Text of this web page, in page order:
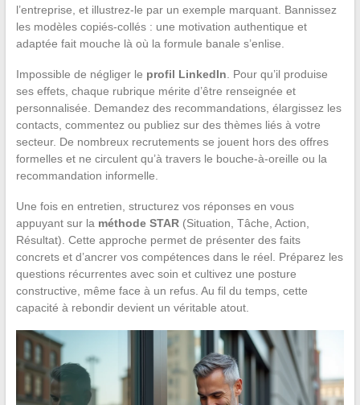
l’entreprise, et illustrez-le par un exemple marquant. Bannissez
les modèles copiés-collés : une motivation authentique et
adaptée fait mouche là où la formule banale s’enlise.
Impossible de négliger le profil LinkedIn . Pour qu’il produise
ses effets, chaque rubrique mérite d’être renseignée et
personnalisée. Demandez des recommandations, élargissez les
contacts, commentez ou publiez sur des thèmes liés à votre
secteur. De nombreux recrutements se jouent hors des offres
formelles et ne circulent qu’à travers le bouche-à-oreille ou la
recommandation informelle.
Une fois en entretien, structurez vos réponses en vous
appuyant sur la méthode STAR(Situation, Tâche, Action,
Résultat). Cette approche permet de présenter des faits
concrets et d’ancrer vos compétences dans le réel. Préparez les
questions récurrentes avec soin et cultivez une posture
constructive, même face à un refus. Au fil du temps, cette
capacité à rebondir devient un véritable atout.